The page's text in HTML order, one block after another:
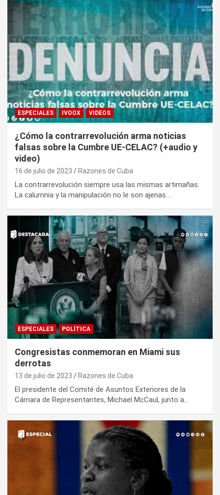
ESPECIALES IVOOX VIDEOS
¿Cómo la contrarrevolución arma noticias
falsas sobre la Cumbre UE-CELAC? (+audio y
video)
16 de julio de 2023 Razones de Cuba
La contrarrevolución siempre usa las mismas artimañas.
La calumnia y la manipulación no le son ajenas.…
ESPECIALES POLÍTICA
Congresistas conmemoran en Miami sus
derrotas
13 de julio de 2023 Razones de Cuba
El presidente del Comité de Asuntos Exteriores de la
Cámara de Representantes, Michael McCaul, junto a…